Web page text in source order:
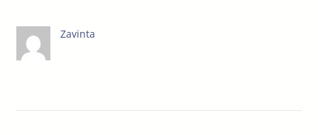
Zavinta